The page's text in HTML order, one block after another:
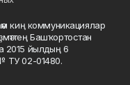
киң коммуникациялар
Башҡортостан
2015 йылдың 6
№ ТУ 02-01480.